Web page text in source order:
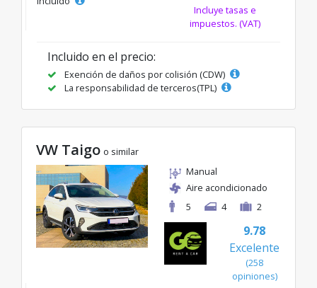
Incluye tasas e
impuestos. (VAT)
Incluido en el precio:
Exención de daños por colisión (CDW)
La responsabilidad de terceros(TPL)
VW Taigo o similar
Manual
Aire acondicionado
5
4 2
9.78
Excelente
(258
opiniones)